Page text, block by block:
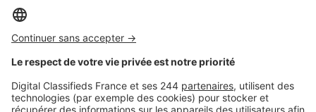
Logic-Immo c’est aussi …